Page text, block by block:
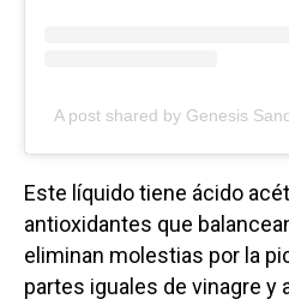
A post shared by Genesis
Este líquido tiene ácido
antioxidantes que
eliminan molestias por la
partes iguales de vinagre y